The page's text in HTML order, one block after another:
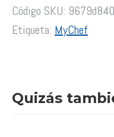
Código SKU:
Etiqueta: MyChef
Quizás